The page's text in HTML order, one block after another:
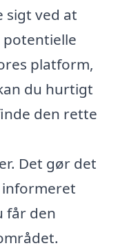
sigt ved at
platform,
du hurtigt
den rette
Det gør det
får den